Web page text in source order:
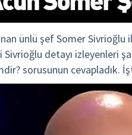
ünlü şef Somer Sivrioğlu
detayı izleyenleri
sorusunun cevapladık.